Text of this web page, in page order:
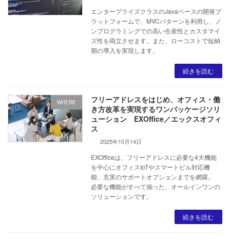
エンタープライズクラスのJavaベースの開発プ
ラットフォームで、MVCパターンを利用し、ノ
ンプログラミングでの高い生産性とカスタマイ
ズ性を両立させます。また、ローコストで短納
期の導入を実現します。
続きを読む
WHERE
フリーアドレスをはじめ、オフィス・働
き方改革を実現するワンパッケージソリ
ューション EXOffice／エックスオフィ
ス
2025年10月14日
EXOfficeは、フリーアドレスに必要な4大機能
を中心にオフィスIoTやスマートビル対応機
能、充実のサポートオプションまでを網羅。
必要な機能がすべて揃った、オールインワンの
ソリューションです。
続きを読む